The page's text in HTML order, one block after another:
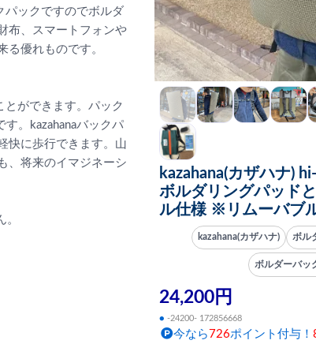
kazahana(カザハナ)
ボルダリングパッド
ル仕様 ※リムーバブ
kazahana(カザハナ) ボル
ボルダーバッ
24,200円
● -24200- 172856668
今なら 726ポイント付与！
パックですのでボルダ
布、スマートフォンや
優れものです。
とができます。パック
。kazahanaバックパ
快に歩行できます。山
、将来のイマジネーシ